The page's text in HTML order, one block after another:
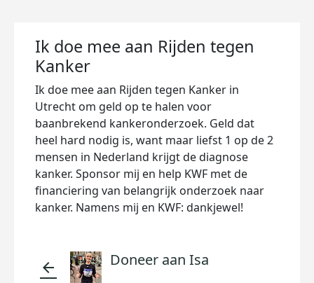
Ik doe mee aan Rijden tegen
Kanker
Ik doe mee aan Rijden tegen Kanker in
Utrecht om geld op te halen voor
baanbrekend kankeronderzoek. Geld dat
heel hard nodig is, want maar liefst 1 op de 2
mensen in Nederland krijgt de diagnose
kanker. Sponsor mij en help KWF met de
financiering van belangrijk onderzoek naar
kanker. Namens mij en KWF: dankjewel!
arrow_back Doneer aan Isa